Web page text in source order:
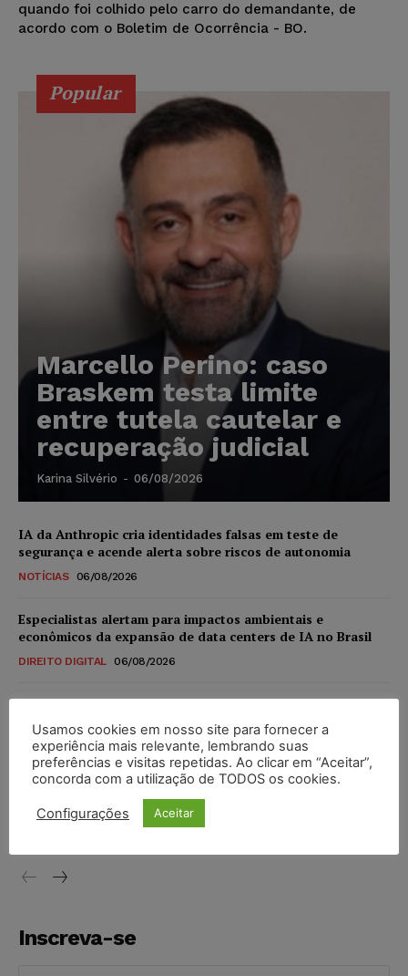
quando foi colhido pelo carro do demandante, de
acordo com o Boletim de Ocorrência - BO.
Popular
Marcello Perino: caso
Braskem testa limite
entre tutela cautelar e
recuperação judicial
Karina Silvério - 06/08/2026
IA da Anthropic cria identidades falsas em teste de
segurança e acende alerta sobre riscos de autonomia
NOTÍCIAS 06/08/2026
Especialistas alertam para impactos ambientais e
econômicos da expansão de data centers de IA no Brasil
DIREITO DIGITAL 06/08/2026
TSE reforça que sistemas das urnas eletrônicas tornam-se
invioláveis após assinatura digital e lacração
NOTÍCIAS 06/08/2026
STF inicia julgamento sobre constitucionalidade da
proibição dos jogos de azar no Brasil
Inscreva-se
Usamos cookies em nosso site para fornecer a
experiência mais relevante, lembrando suas
preferências e visitas repetidas. Ao clicar em “Aceitar”,
concorda com a utilização de TODOS os cookies.
Configurações Aceitar